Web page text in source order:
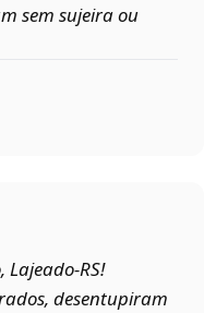
sem sujeira ou
desentupiram